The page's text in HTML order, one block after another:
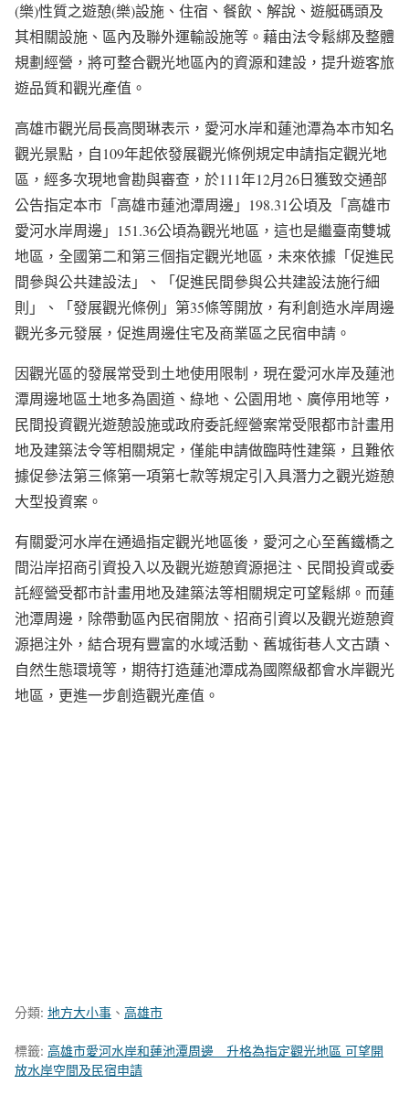
(樂)性質之遊憩(樂)設施、住宿、餐飲、解說、遊艇碼頭及
其相關設施、區內及聯外運輸設施等。藉由法令鬆綁及整體
規劃經營，將可整合觀光地區內的資源和建設，提升遊客旅
遊品質和觀光產值。
高雄市觀光局長高閔琳表示，愛河水岸和蓮池潭為本市知名
觀光景點，自109年起依發展觀光條例規定申請指定觀光地
區，經多次現地會勘與審查，於111年12月26日獲致交通部
公告指定本市「高雄市蓮池潭周邊」198.31公頃及「高雄市
愛河水岸周邊」151.36公頃為觀光地區，這也是繼臺南雙城
地區，全國第二和第三個指定觀光地區，未來依據「促進民
間參與公共建設法」、「促進民間參與公共建設法施行細
則」、「發展觀光條例」第35條等開放，有利創造水岸周邊
觀光多元發展，促進周邊住宅及商業區之民宿申請。
因觀光區的發展常受到土地使用限制，現在愛河水岸及蓮池
潭周邊地區土地多為園道、綠地、公園用地、廣停用地等，
民間投資觀光遊憩設施或政府委託經營案常受限都市計畫用
地及建築法令等相關規定，僅能申請做臨時性建築，且難依
據促參法第三條第一項第七款等規定引入具潛力之觀光遊憩
大型投資案。
有關愛河水岸在通過指定觀光地區後，愛河之心至舊鐵橋之
間沿岸招商引資投入以及觀光遊憩資源挹注、民間投資或委
託經營受都市計畫用地及建築法等相關規定可望鬆綁。而蓮
池潭周邊，除帶動區內民宿開放、招商引資以及觀光遊憩資
源挹注外，結合現有豐富的水域活動、舊城街巷人文古蹟、
自然生態環境等，期待打造蓮池潭成為國際級都會水岸觀光
地區，更進一步創造觀光產值。
分類: 地方大小事 、 高雄市
標籤: 高雄市愛河水岸和蓮池潭周邊 升格為指定觀光地區 可望開
放水岸空間及民宿申請